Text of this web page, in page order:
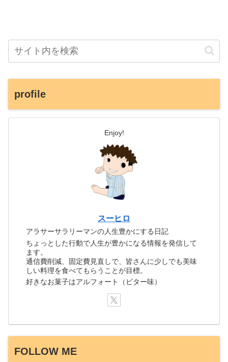
profile
Enjoy!
スーヒロ
アラサーサラリーマンの人生豊かにする日記
ちょっとした行動で人生が豊かになる情報を発信して
ます。
通信費削減、固定費見直しで、皆さんに少しでも美味
しい料理を食べてもらうことが目標。
好きなお菓子はアルフォート（ビター味）
FOLLOW ME